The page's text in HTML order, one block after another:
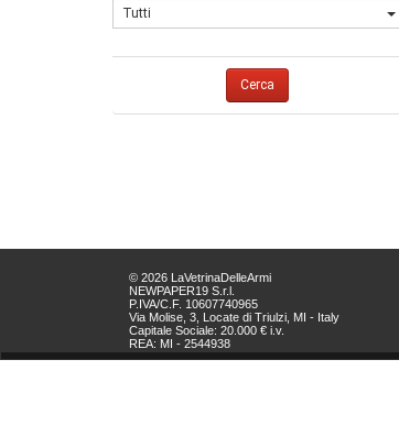
Tutti
Cerca
© 2026 LaVetrinaDelleArmi
NEWPAPER19 S.r.l.
P.IVA/C.F. 10607740965
Via Molise, 3, Locate di Triulzi, MI - Italy
Capitale Sociale: 20.000 € i.v.
REA: MI - 2544938